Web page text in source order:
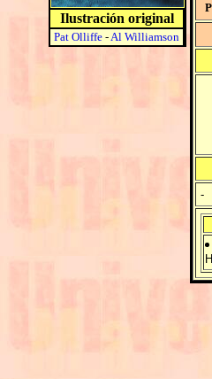
Ilustración original
Pat Olliffe -Al Williamson
-